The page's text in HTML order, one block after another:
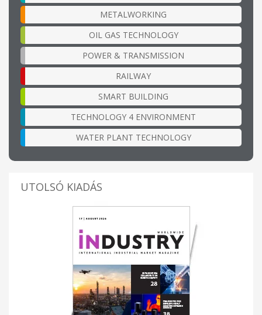
METALWORKING
OIL GAS TECHNOLOGY
POWER & TRANSMISSION
RAILWAY
SMART BUILDING
TECHNOLOGY 4 ENVIRONMENT
WATER PLANT TECHNOLOGY
UTOLSÓ KIADÁS